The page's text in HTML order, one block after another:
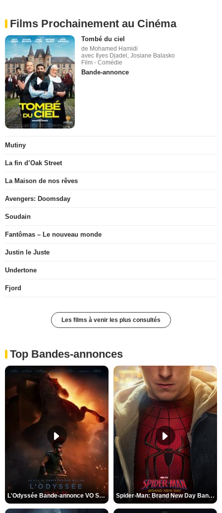
Films Prochainement au Cinéma
Tombé du ciel
de Mohamed Hamidi
avec Ilyes Djadel, Josiane Balasko
Film - Comédie
Bande-annonce
Mutiny
La fin d’Oak Street
La Maison de nos rêves
Avengers: Doomsday
Soudain
Fantômas – Le nouveau monde
Justin le Juste
Undertone
Fjord
Les films à venir les plus consultés
Top Bandes-annonces
L'Odyssée Bande-annonce VO STFR Spider-Man: Brand New Day Bande-annonce VO STFR